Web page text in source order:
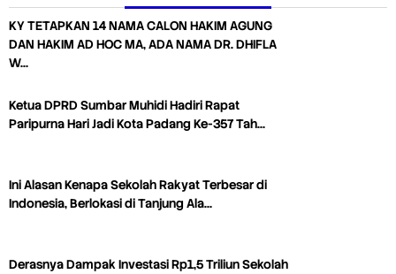
KY TETAPKAN 14 NAMA CALON HAKIM AGUNG
DAN HAKIM AD HOC MA, ADA NAMA DR. DHIFLA
W…
Ketua DPRD Sumbar Muhidi Hadiri Rapat
Paripurna Hari Jadi Kota Padang Ke-357 Tah…
Ini Alasan Kenapa Sekolah Rakyat Terbesar di
Indonesia, Berlokasi di Tanjung Ala…
Derasnya Dampak Investasi Rp1,5 Triliun Sekolah